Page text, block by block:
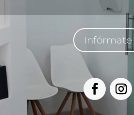
Infórmate